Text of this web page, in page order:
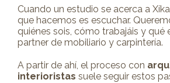
Cuando un estudio se acerca a
que hacemos es escuchar.
quiénes sois, cómo trabajáis y qué
partner de mobiliario y carpintería.
A partir de ahí, el proceso con
interioristas suele seguir estos